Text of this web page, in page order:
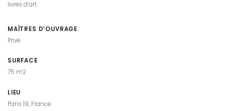
livres d’art.
MAÎTRES D’OUVRAGE
Privé
SURFACE
75 m2
LIEU
Paris 19, France